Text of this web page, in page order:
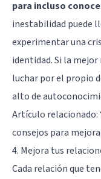
para incluso
inestabilidad puede
experimentar una
identidad. Si la
luchar por el propio
alto de
Artículo relacionado:
consejos para
4. Mejora tus
Cada relación que